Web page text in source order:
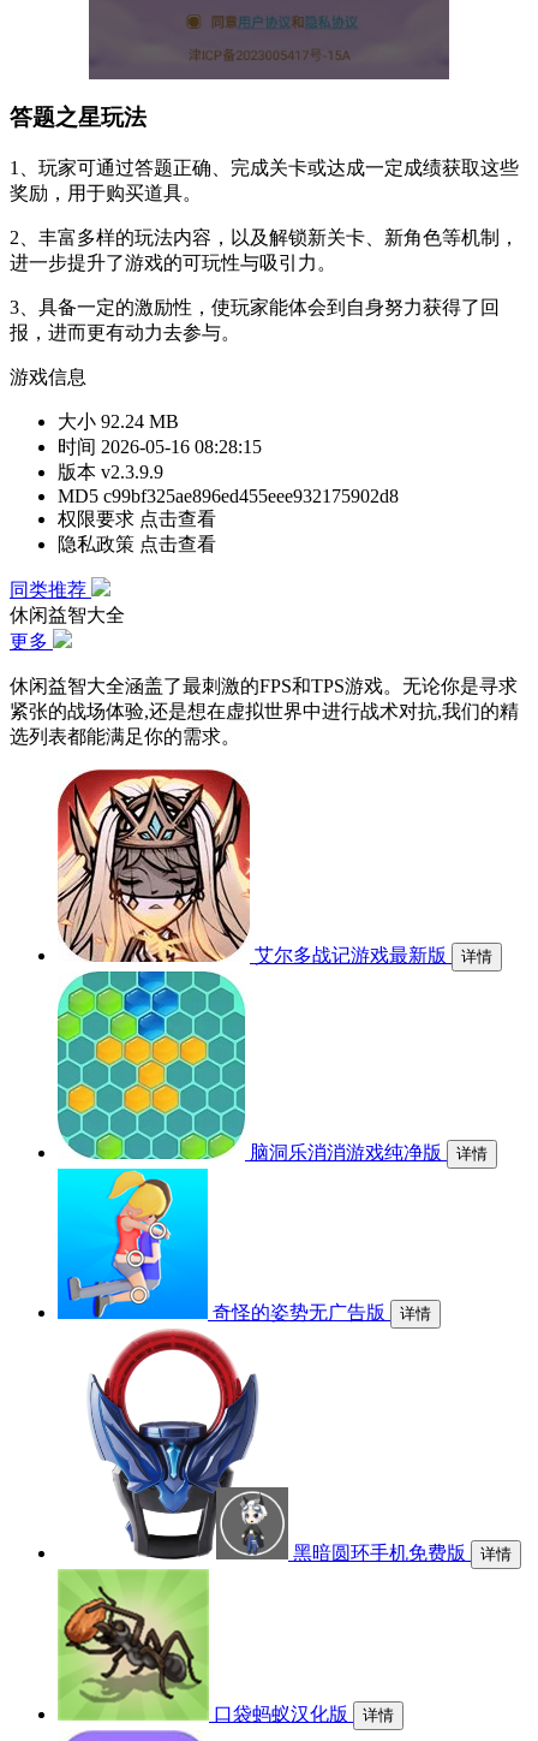
答题之星玩法
1、玩家可通过答题正确、完成关卡或达成一定成绩获取这些
奖励，用于购买道具。
2、丰富多样的玩法内容，以及解锁新关卡、新角色等机制，
进一步提升了游戏的可玩性与吸引力。
3、具备一定的激励性，使玩家能体会到自身努力获得了回
报，进而更有动力去参与。
游戏信息
大小 92.24 MB
时间 2026-05-16 08:28:15
版本 v2.3.9.9
MD5 c99bf325ae896ed455eee932175902d8
权限要求 点击查看
隐私政策 点击查看
同类推荐
休闲益智大全
更多
休闲益智大全涵盖了最刺激的FPS和TPS游戏。无论你是寻求
紧张的战场体验,还是想在虚拟世界中进行战术对抗,我们的精
选列表都能满足你的需求。
艾尔多战记游戏最新版 详情
脑洞乐消消游戏纯净版 详情
奇怪的姿势无广告版 详情
黑暗圆环手机免费版 详情
口袋蚂蚁汉化版 详情